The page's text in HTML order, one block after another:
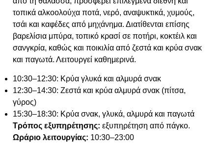
τοπικά αλκοολούχα ποτά, νερό, αναψυκτικά, χυμούς,
τσάι και καφέδες από μηχάνημα. Διατίθενται επίσης
βαρελίσια μπύρα, τοπικό κρασί σε ποτήρι, κοκτέιλ και
σανγκρία, καθώς και ποικιλία από ζεστά και κρύα σνακ
και παγωτά. Λειτουργεί καθημερινά.
10:30–12:30: Κρύα γλυκά και αλμυρά σνακ
12:30–14:30: Ζεστά και κρύα αλμυρά σνακ (πίτσα,
γύρος)
15:30–18:30: Κρύα σνακ, γλυκά, αλμυρά και παγωτά
Τρόπος εξυπηρέτησης: εξυπηρέτηση από πάγκο.
Ωράριο λειτουργίας: 10:30–23:00